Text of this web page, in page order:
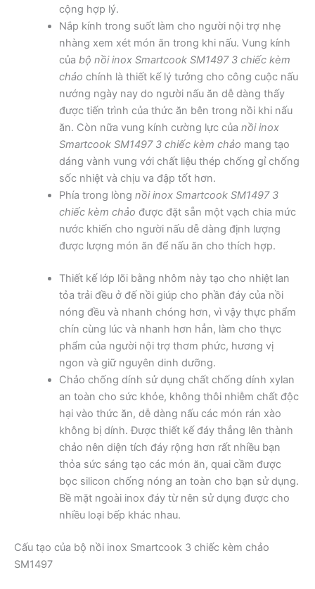
cộng hợp lý.
Nắp kính trong suốt làm cho người nội trợ nhẹ
nhàng xem xét món ăn trong khi nấu. Vung kính
của bộ nồi inox Smartcook SM1497 3 chiếc kèm
chảo chính là thiết kế lý tưởng cho công cuộc nấu
nướng ngày nay do người nấu ăn dễ dàng thấy
được tiến trình của thức ăn bên trong nồi khi nấu
ăn. Còn nữa vung kính cường lực của nồi inox
Smartcook SM1497 3 chiếc kèm chảo mang tạo
dáng vành vung với chất liệu thép chống gỉ chống
sốc nhiệt và chịu va đập tốt hơn.
Phía trong lòng nồi inox Smartcook SM1497 3
chiếc kèm chảo được đặt sẵn một vạch chia mức
nước khiến cho người nấu dễ dàng định lượng
được lượng món ăn để nấu ăn cho thích hợp.
Thiết kế lớp lõi bằng nhôm này tạo cho nhiệt lan
tỏa trải đều ở đế nồi giúp cho phần đáy của nồi
nóng đều và nhanh chóng hơn, vì vậy thực phẩm
chín cùng lúc và nhanh hơn hẳn, làm cho thực
phẩm của người nội trợ thơm phức, hương vị
ngon và giữ nguyên dinh dưỡng.
Chảo chống dính sử dụng chất chống dính xylan
an toàn cho sức khỏe, không thôi nhiễm chất độc
hại vào thức ăn, dễ dàng nấu các món rán xào
không bị dính. Được thiết kế đáy thẳng lên thành
chảo nên diện tích đáy rộng hơn rất nhiều bạn
thỏa sức sáng tạo các món ăn, quai cầm được
bọc silicon chống nóng an toàn cho bạn sử dụng.
Bề mặt ngoài inox đáy từ nên sử dụng được cho
nhiều loại bếp khác nhau.
Cấu tạo của bộ nồi inox Smartcook 3 chiếc kèm chảo
SM1497